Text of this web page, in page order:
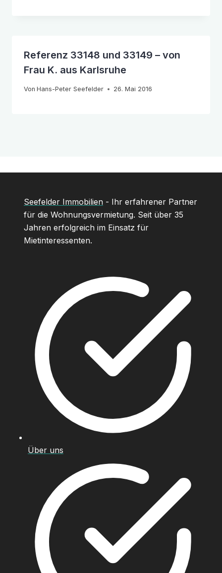
Referenz 33148 und 33149 – von
Frau K. aus Karlsruhe
Von Hans-Peter Seefelder 26. Mai 2016
Seefelder Immobilien - Ihr erfahrener Partner
für die Wohnungsvermietung. Seit über 35
Jahren erfolgreich im Einsatz für
Mietinteressenten.
Über uns